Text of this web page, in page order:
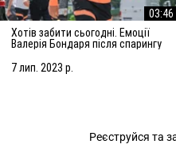
03:46
Хотів забити сьогодні. Емоції
Валерія Бондаря після спарингу
7 лип. 2023 р.